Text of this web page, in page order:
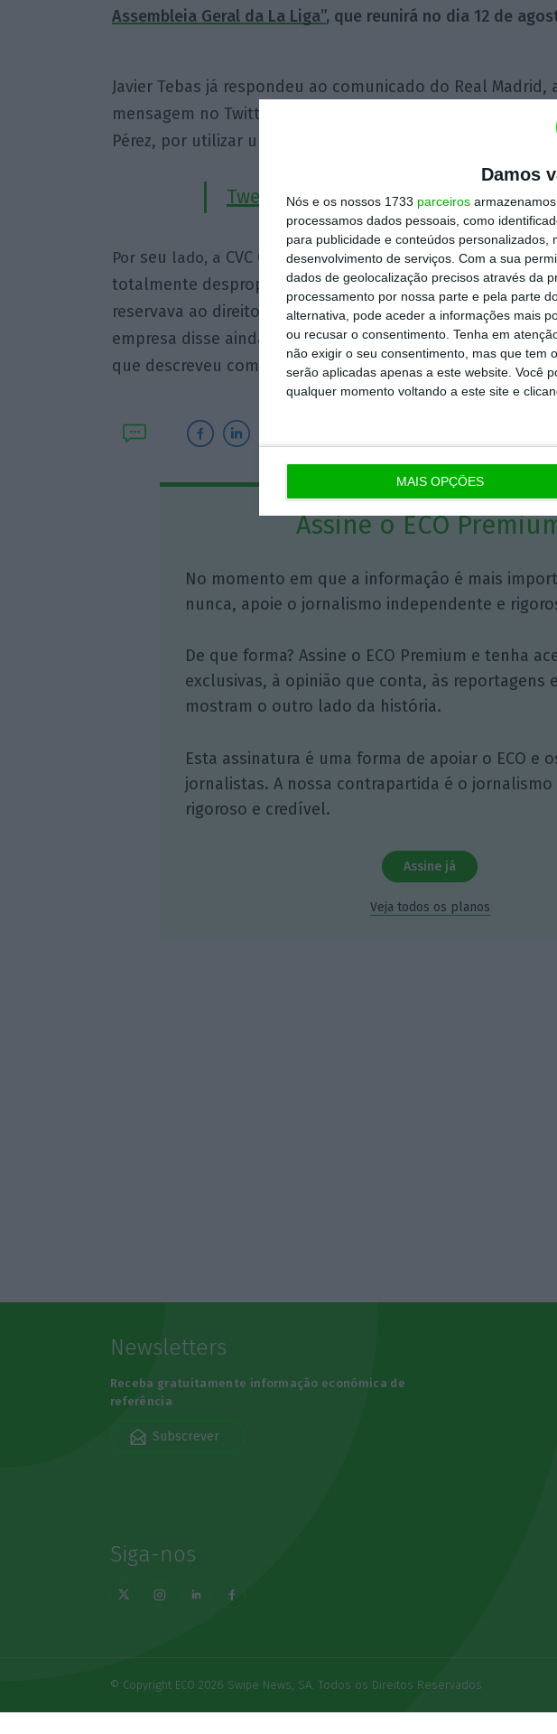
Damos
Nós e os nossos 1733 parceiros
processamos dados pessoais, como
para publicidade e conteúdos
desenvolvimento de serviços. Com a sua
dados de geolocalização precisos através da
processamento por nossa parte e pela parte
alternativa, pode aceder a informações mais
ou recusar o consentimento. Tenha em
não exigir o seu consentimento, mas que tem
serão aplicadas apenas a este website. Você
qualquer momento voltando a este site e
MAIS OPÇÕES
Assembleia Geral da La Liga”, que reunirá no dia 12 de
Javier Tebas já respondeu ao comunicado do Real Madrid,
mensagem no Twitter, na qual critica o presidente do
Pérez, por utilizar um “método ameaçador” desde há anos.
Tweet from @Tebasjavier
Por seu lado, a CVC Capital Partners afirmou que “o
totalmente desproporcionado e manifestamente
reservava ao direito de tomar qualquer ação legal
empresa disse ainda esperar que os clubes membros da
que descreveu como “benéfico para todos”.
Assine o ECO
No momento em que a informação é mais
nunca, apoie o jornalismo independente e
De que forma? Assine o ECO Premium e tenha
exclusivas, à opinião que conta, às reportagens
mostram o outro lado da história.
Esta assinatura é uma forma de apoiar o ECO e
jornalistas. A nossa contrapartida é o
rigoroso e credível.
Assine já
Veja todos os planos
Newsletters
Receba gratuitamente informação económica de
referência
Subscrever
Siga-nos
© Copyright ECO 2026 Swipe News, SA. Todos os Direitos Reservados